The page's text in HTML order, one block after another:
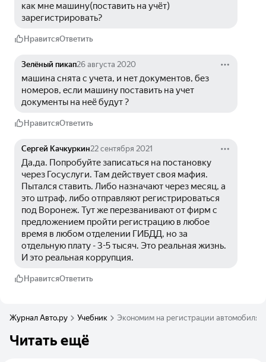
как мне машину(поставить на учёт)
зарегистрировать?
НравитсяОтветить
Зелёный пикап26 августа 2020
машина снята с учета, и нет документов, без
номеров, если машину поставить на учет
документы на неё будут ?
НравитсяОтветить
Сергей Качкуркин22 сентября 2021
Да,да. Попробуйте записаться на постановку
через Госуслуги. Там действует своя мафия.
Пытался ставить. Либо назначают через месяц, а
это штраф, либо отправляют регистрироваться
под Воронеж. Тут же перезванивают от фирм с
предложением пройти регистрацию в любое
время в любом отделении ГИБДД, но за
отдельную плату - 3-5 тысяч. Это реальная жизнь.
И это реальная коррупция.
НравитсяОтветить
Журнал Авто.ру Учебник Экономим на регистрации автомобиля
Читать ещё